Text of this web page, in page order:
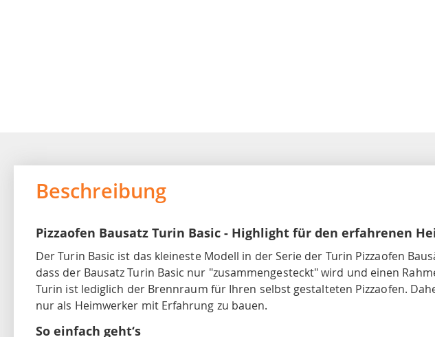
Beschreibung
Pizzaofen Bausatz Turin Basic - Highlight für den erfahrenen
Der Turin Basic ist das kleineste Modell in der Serie der Turin Pizzaofen
dass der Bausatz Turin Basic nur "zusammengesteckt" wird und einen
Turin ist lediglich der Brennraum für Ihren selbst gestalteten Pizzaofen.
nur als Heimwerker mit Erfahrung zu bauen.
So einfach geht‘s